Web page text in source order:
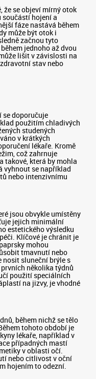
že se objeví mírný otok
součástí hojení a
fáze nastává během
může být otok i
začnou tyto
jednoho až dvou
lišit v závislosti na
stav nebo
se doporučuje
použitím chladivých
studených
v krátkých
lékaře. Kromě
což zahrnuje
takové, která by mohla
vyhnout se například
nebo intenzivnímu
jsou obvykle umístěny
jejich minimální
estetického výsledku
Klíčové je chránit je
mohou
tmavnutí nebo
nosit sluneční brýle s
několika týdnů
použití speciálních
na jizvy, je vhodné
během nichž se tělo
tohoto období je
lékaře, například v
případných mastí
v oblasti očí.
nebo citlivost v oční
hojením to odezní.